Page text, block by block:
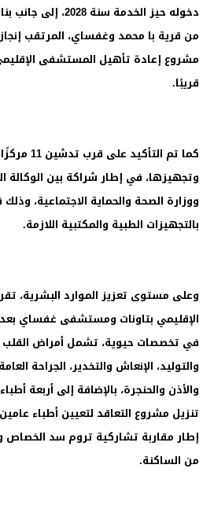
دخوله حيز الخدمة
مشروع إعادة تأهيل المستشفى
قريبًا.
كما تم
وتجهيزها، في إطار شراكة بين الوكالة
ووزارة الصحة والحماية الاجتماعية،
بالتجهيزات الطبية والمكتبية اللازمة.
وعلى مستوى تعزيز الموارد البشرية،
الإقليمي بتاونات ومستشفى غفساي
في تخصصات حيوية، تشمل أمراض القلب
والتوليد، الإنعاش والتخدير، الجراحة
والأذن والحنجرة، بالإضافة إلى أربعة
تنزيل مشروع التعاقد لتعيين أطباء
إطار مقاربة تشاركية تروم سد الخصاص
من الساكنة.